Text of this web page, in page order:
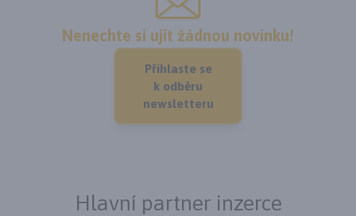
Nenechte si ujít žádnou novinku!
Přihlaste se
k odběru
newsletteru
Hlavní partner inzerce